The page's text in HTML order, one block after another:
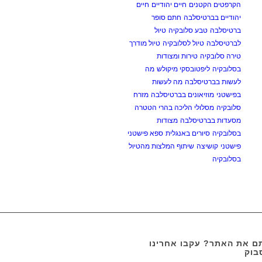
הקרפטים הקטנים חיים יהודיים חיים
יהודיים בברטיסלבה חתם סופר
ברטיסלבה טבע סלובקיה טיול
לברטיסלבה טיול לסלובקיה טיול מודרך
טירה סלובקיה טירות ומצודות
בסלובקיה ליפטובסקי מיקולש מה
לעשות בברטיסלבה מה לעשות
בפישטני מוזיאונים בברטיסלבה מזרח
סלובקיה מסלולי הליכה בהרי הטטרה
מסעדות בברטיסלבה מצודות
בסלובקיה סיורים באנגלית ספא פישטני
פישטני קושיצה שיתוף המלצות מהטיול
בסלובקיה
את האתר? עקבו אחרינו